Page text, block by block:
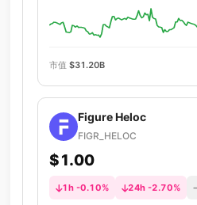
市值 $31.20B
Figure Heloc
FIGR_HELOC
$1.00
1h -0.10% 24h -2.70%